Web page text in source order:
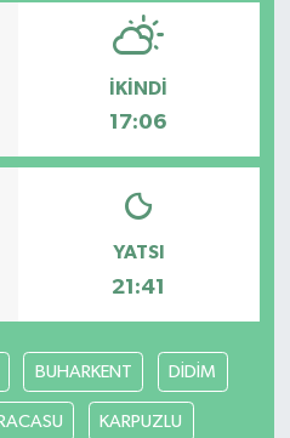
İKINDI
17:06
YATSI
21:41
BUHARKENT DİDİM
KARPUZLU